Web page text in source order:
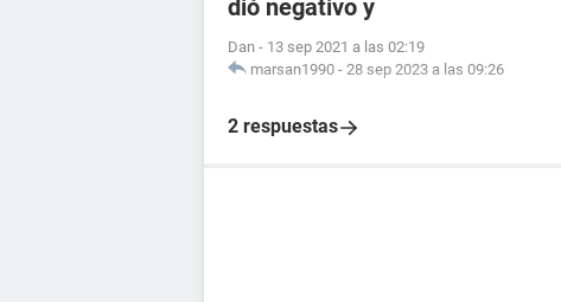
dió negativo y
Dan - 13 sep 2021 a las 02:19
marsan1990 - 28 sep 2023 a las 09:26
2 respuestas